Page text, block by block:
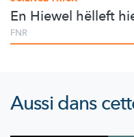
En Hiewel hëlleft
FNR
Aussi dans